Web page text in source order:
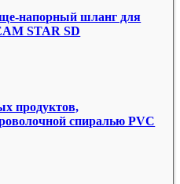
напорный шланг для
STAR SD
продуктов,
спиралью PVC